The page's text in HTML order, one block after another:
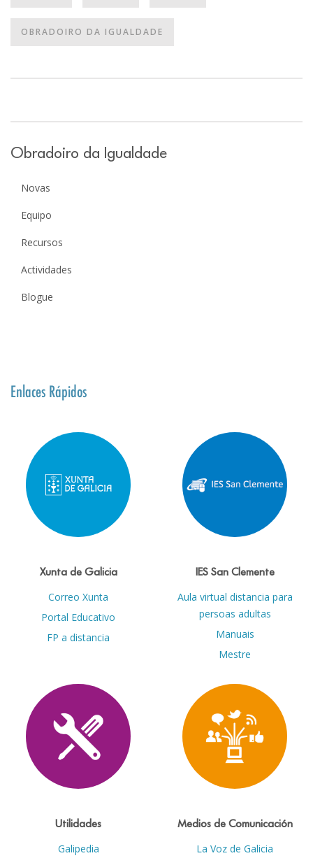
OBRADOIRO DA IGUALDADE
Obradoiro da Igualdade
Novas
Equipo
Recursos
Actividades
Blogue
Enlaces Rápidos
Xunta de Galicia
Correo Xunta
Portal Educativo
FP a distancia
IES San Clemente
Aula virtual distancia para
persoas adultas
Manuais
Mestre
Utilidades
Galipedia
Medios de Comunicación
La Voz de Galicia